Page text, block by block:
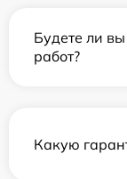
Будете ли
работ?
Какую